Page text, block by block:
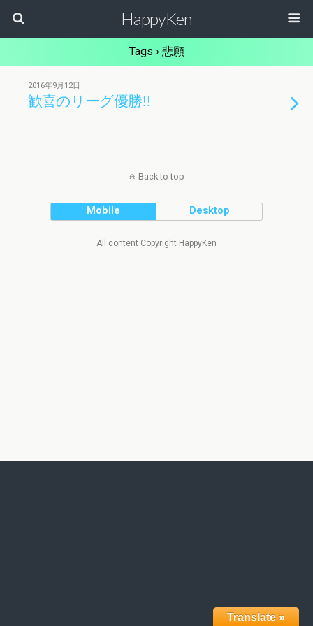
HappyKen
Tags › 悲願
2016年9月12日
歓喜のリーグ優勝!!
Back to top
Mobile Desktop
All content Copyright HappyKen
Translate »